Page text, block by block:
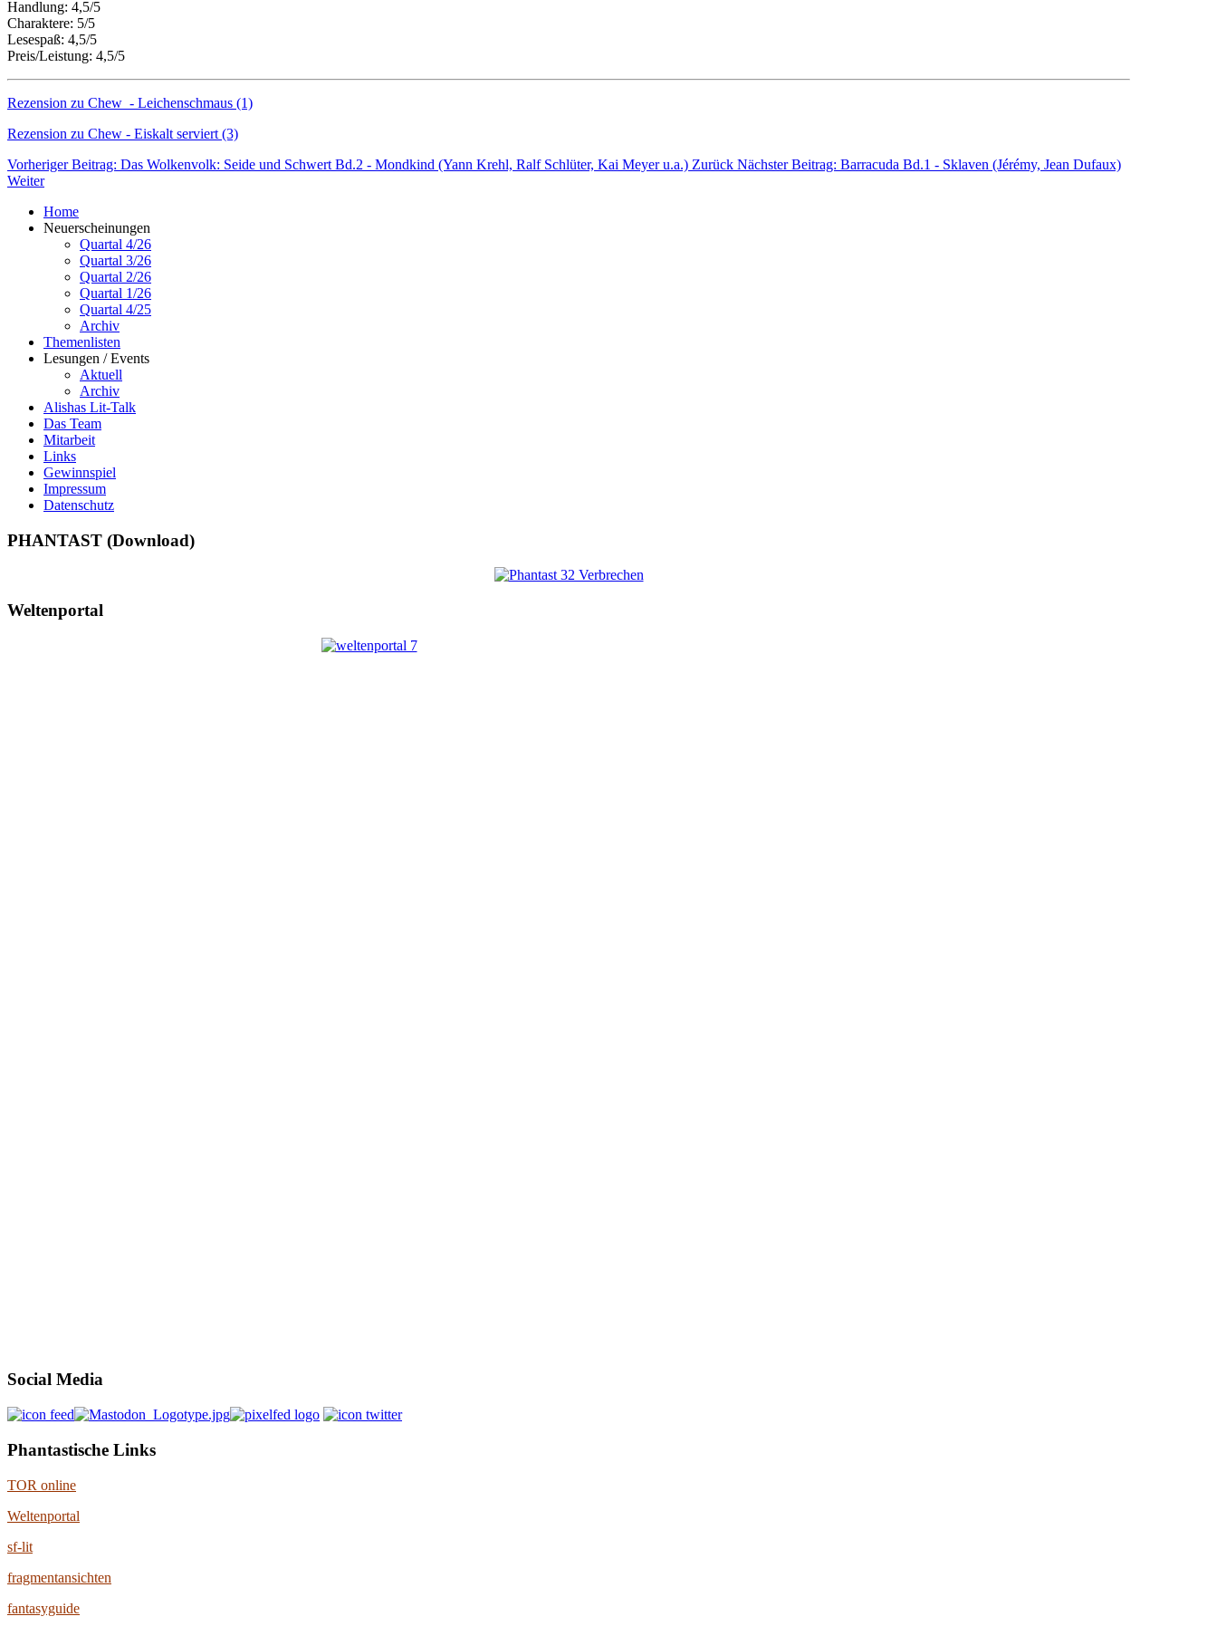
Handlung: 4,5/5
Charaktere: 5/5
Lesespaß: 4,5/5
Preis/Leistung: 4,5/5
Rezension zu Chew - Leichenschmaus (1)
Rezension zu Chew - Eiskalt serviert (3)
Vorheriger Beitrag: Das Wolkenvolk: Seide und Schwert Bd.2 - Mondkind (Yann Krehl, Ralf Schlüter, Kai Meyer u.a.) Zurück Nächster Beitrag: Barracuda Bd.1 - Sklaven (Jérémy, Jean Dufaux)
Weiter
Home
Neuerscheinungen
Quartal 4/26
Quartal 3/26
Quartal 2/26
Quartal 1/26
Quartal 4/25
Archiv
Themenlisten
Lesungen / Events
Aktuell
Archiv
Alishas Lit-Talk
Das Team
Mitarbeit
Links
Gewinnspiel
Impressum
Datenschutz
PHANTAST (Download)
Weltenportal
Social Media
Phantastische Links
TOR online
Weltenportal
sf-lit
fragmentansichten
fantasyguide